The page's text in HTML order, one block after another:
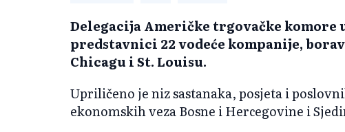
Delegacija Američke trgovačke komore
predstavnici 22 vodeće kompanije,
Chicagu i St. Louisu.
Upriličeno je niz sastanaka, posjeta i
ekonomskih veza Bosne i Hercegovine i